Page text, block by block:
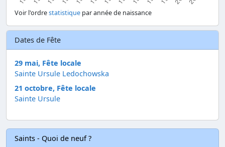
Voir l'ordrestatistique par année de naissance
Dates de Fête
29 mai, Fête locale
Sainte Ursule Ledochowska
21 octobre, Fête locale
Sainte Ursule
Saints - Quoi de neuf ?